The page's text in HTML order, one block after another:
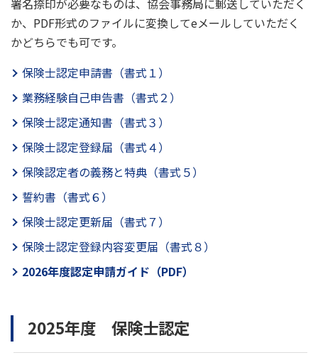
署名捺印が必要なものは、協会事務局に郵送していただく
か、PDF形式のファイルに変換してeメールしていただく
かどちらでも可です。
保険士認定申請書（書式１）
業務経験自己申告書（書式２）
保険士認定通知書（書式３）
保険士認定登録届（書式４）
保険認定者の義務と特典（書式５）
誓約書（書式６）
保険士認定更新届（書式７）
保険士認定登録内容変更届（書式８）
2026年度認定申請ガイド（PDF）
2025年度 保険士認定